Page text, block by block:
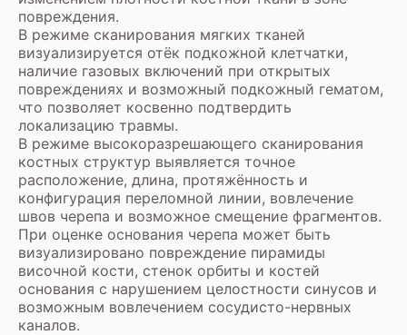
повреждения.
В режиме сканирования мягких тканей
визуализируется отёк подкожной клетчатки,
наличие газовых включений при открытых
повреждениях и возможный подкожный гематом,
что позволяет косвенно подтвердить
локализацию травмы.
В режиме высокоразрешающего сканирования
костных структур выявляется точное
расположение, длина, протяжённость и
конфигурация переломной линии, вовлечение
швов черепа и возможное смещение фрагментов.
При оценке основания черепа может быть
визуализировано повреждение пирамиды
височной кости, стенок орбиты и костей
основания с нарушением целостности синусов и
возможным вовлечением сосудисто-нервных
каналов.